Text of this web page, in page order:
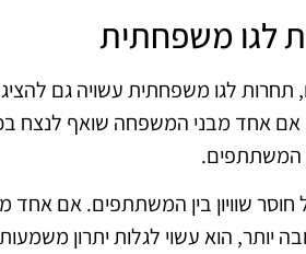
לגו משפחתית
תחרות לגו משפחתית עשויה גם
אם אחד מבני המשפחה שואף לנצח
המשתתפים.
שוויון בין המשתתפים. אם אחד
יותר, הוא עשוי לגלות יתרון